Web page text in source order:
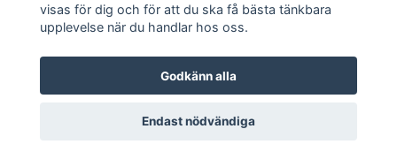
visas för dig och för att du ska få bästa tänkbara
upplevelse när du handlar hos oss.
Godkänn alla
Endast nödvändiga